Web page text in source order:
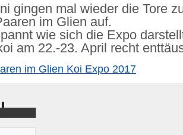
gingen mal wieder die Tore
im Glien auf.
wie sich die Expo
am 22.-23. April recht
im Glien Koi Expo 2017